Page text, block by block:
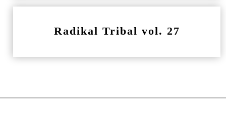
Radikal Tribal vol. 27